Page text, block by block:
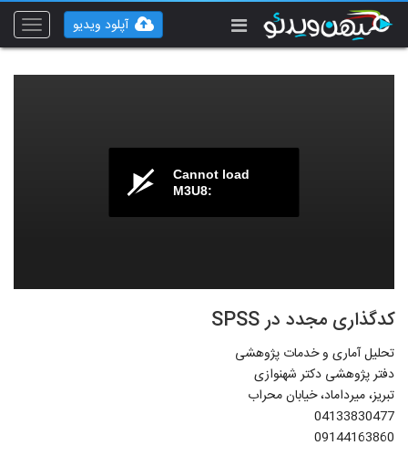
Toggle
آپلود ویدیو
Cannot load
M3U8:
کدگذاری مجدد در SPSS
تحلیل آماری و خدمات پژوهشی
دفتر پژوهشی دکتر شهنوازی
تبریز، میرداماد، خیابان محراب
04133830477
09144163860